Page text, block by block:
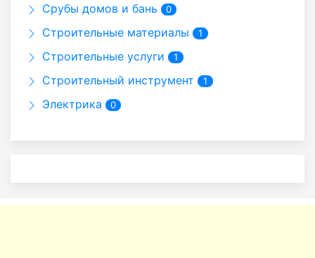
Срубы домов и бань 0
Строительные материалы 1
Строительные услуги 1
Строительный инструмент 1
Электрика 0